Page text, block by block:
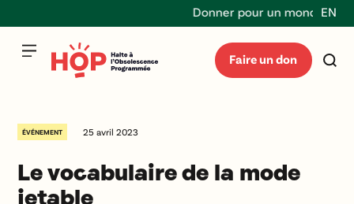
Donner pour un monde EN
Faire un don
ÉVÉNEMENT 25 avril 2023
Le vocabulaire de la mode
jetable